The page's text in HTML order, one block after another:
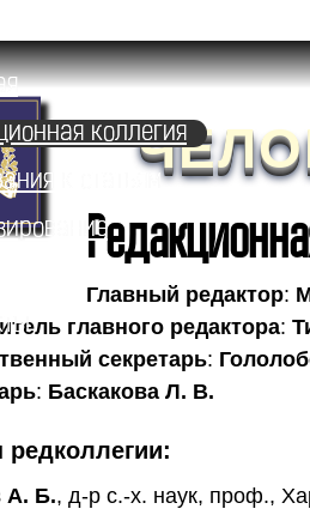
коллегия
к статьям
Главный редактор:
главного редактора:
секретарь:
: Баскакова Л. В.
А. Б., д-р с.-х. наук, проф.,